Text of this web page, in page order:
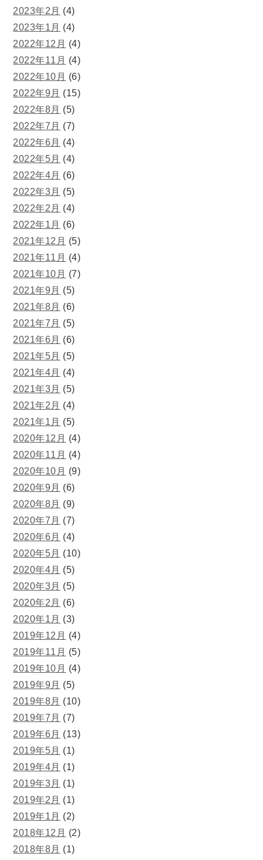
2023年2月 (4)
2023年1月 (4)
2022年12月 (4)
2022年11月 (4)
2022年10月 (6)
2022年9月 (15)
2022年8月 (5)
2022年7月 (7)
2022年6月 (4)
2022年5月 (4)
2022年4月 (6)
2022年3月 (5)
2022年2月 (4)
2022年1月 (6)
2021年12月 (5)
2021年11月 (4)
2021年10月 (7)
2021年9月 (5)
2021年8月 (6)
2021年7月 (5)
2021年6月 (6)
2021年5月 (5)
2021年4月 (4)
2021年3月 (5)
2021年2月 (4)
2021年1月 (5)
2020年12月 (4)
2020年11月 (4)
2020年10月 (9)
2020年9月 (6)
2020年8月 (9)
2020年7月 (7)
2020年6月 (4)
2020年5月 (10)
2020年4月 (5)
2020年3月 (5)
2020年2月 (6)
2020年1月 (3)
2019年12月 (4)
2019年11月 (5)
2019年10月 (4)
2019年9月 (5)
2019年8月 (10)
2019年7月 (7)
2019年6月 (13)
2019年5月 (1)
2019年4月 (1)
2019年3月 (1)
2019年2月 (1)
2019年1月 (2)
2018年12月 (2)
2018年8月 (1)